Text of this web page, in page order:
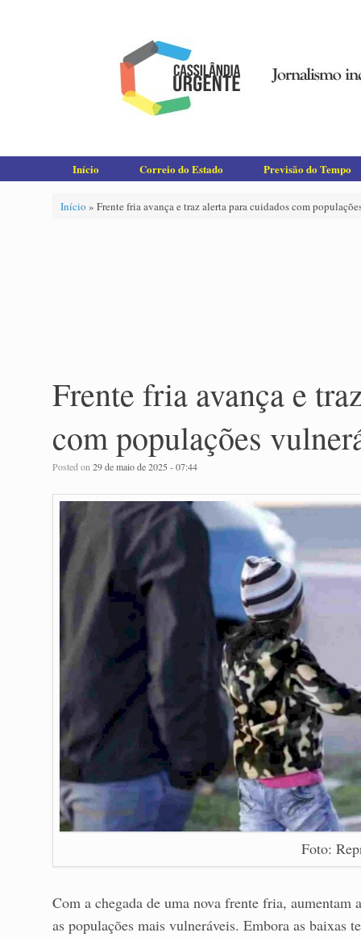
Início Correio do Estado Previsão do Tempo
Início » Frente fria avança e traz alerta para cuidados com
Frente fria avança e
com populações
Posted on 29 de maio de 2025 - 07:44
Foto:
Com a chegada de uma nova frente fria, aumentam
as populações mais vulneráveis. Embora as baixas